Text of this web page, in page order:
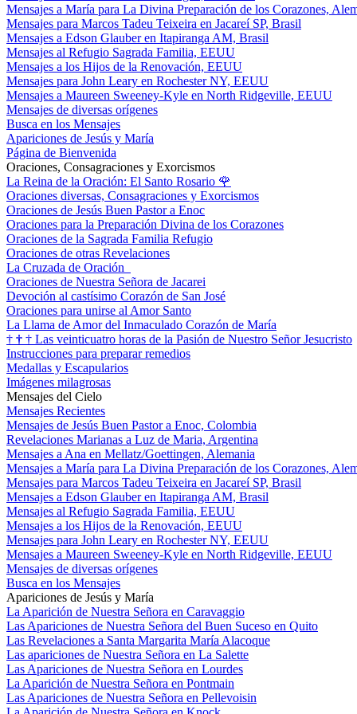
Mensajes a María para La Divina Preparación de los Corazones,
Mensajes para Marcos Tadeu Teixeira en Jacareí SP, Brasil
Mensajes a Edson Glauber en Itapiranga AM, Brasil
Mensajes al Refugio Sagrada Familia, EEUU
Mensajes a los Hijos de la Renovación, EEUU
Mensajes para John Leary en Rochester NY, EEUU
Mensajes a Maureen Sweeney-Kyle en North Ridgeville, EEUU
Mensajes de diversas orígenes
Busca en los Mensajes
Apariciones de Jesús y María
Página de Bienvenida
Oraciones, Consagraciones y Exorcismos
La Reina de la Oración: El Santo Rosario 🌹
Oraciones diversas, Consagraciones y Exorcismos
Oraciones de Jesús Buen Pastor a Enoc
Oraciones para la Preparación Divina de los Corazones
Oraciones de la Sagrada Familia Refugio
Oraciones de otras Revelaciones
La Cruzada de Oración
Oraciones de Nuestra Señora de Jacarei
Devoción al castísimo Corazón de San José
Oraciones para unirse al Amor Santo
La Llama de Amor del Inmaculado Corazón de María
† † † Las veinticuatro horas de la Pasión de Nuestro Señor Jesucristo
Instrucciones para preparar remedios
Medallas y Escapularios
Imágenes milagrosas
Mensajes del Cielo
Mensajes Recientes
Mensajes de Jesús Buen Pastor a Enoc, Colombia
Revelaciones Marianas a Luz de Maria, Argentina
Mensajes a Ana en Mellatz/Goettingen, Alemania
Mensajes a María para La Divina Preparación de los Corazones,
Mensajes para Marcos Tadeu Teixeira en Jacareí SP, Brasil
Mensajes a Edson Glauber en Itapiranga AM, Brasil
Mensajes al Refugio Sagrada Familia, EEUU
Mensajes a los Hijos de la Renovación, EEUU
Mensajes para John Leary en Rochester NY, EEUU
Mensajes a Maureen Sweeney-Kyle en North Ridgeville, EEUU
Mensajes de diversas orígenes
Busca en los Mensajes
Apariciones de Jesús y María
La Aparición de Nuestra Señora en Caravaggio
Las Apariciones de Nuestra Señora del Buen Suceso en Quito
Las Revelaciones a Santa Margarita María Alacoque
Las apariciones de Nuestra Señora en La Salette
Las Apariciones de Nuestra Señora en Lourdes
La Aparición de Nuestra Señora en Pontmain
Las Apariciones de Nuestra Señora en Pellevoisin